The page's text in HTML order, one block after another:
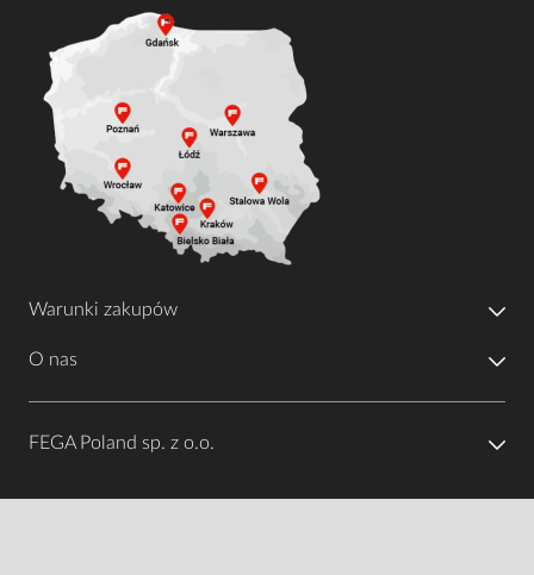
Warunki zakupów
O nas
FEGA Poland sp. z o.o.